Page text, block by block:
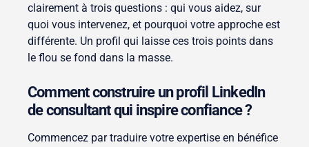
clairement à trois questions : qui vous aidez, sur
quoi vous intervenez, et pourquoi votre approche est
différente. Un profil qui laisse ces trois points dans
le flou se fond dans la masse.
Comment construire un profil LinkedIn
de consultant qui inspire confiance ?
Commencez par traduire votre expertise en bénéfice